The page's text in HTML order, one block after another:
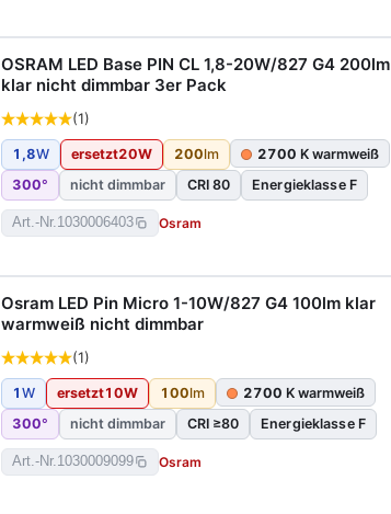
OSRAM LED Base PIN CL 1,8-20W/827 G4 200lm
klar nicht dimmbar 3er Pack
(1)
1,8W ersetzt20W 200lm 2700 K warmweiß
300° nicht dimmbar CRI 80 Energieklasse F
Art.-Nr.1030006403 Osram
Osram LED Pin Micro 1-10W/827 G4 100lm klar
warmweiß nicht dimmbar
(1)
1 W ersetzt10W 100lm 2700 K warmweiß
300° nicht dimmbar CRI ≥80 Energieklasse F
Art.-Nr.1030009099 Osram